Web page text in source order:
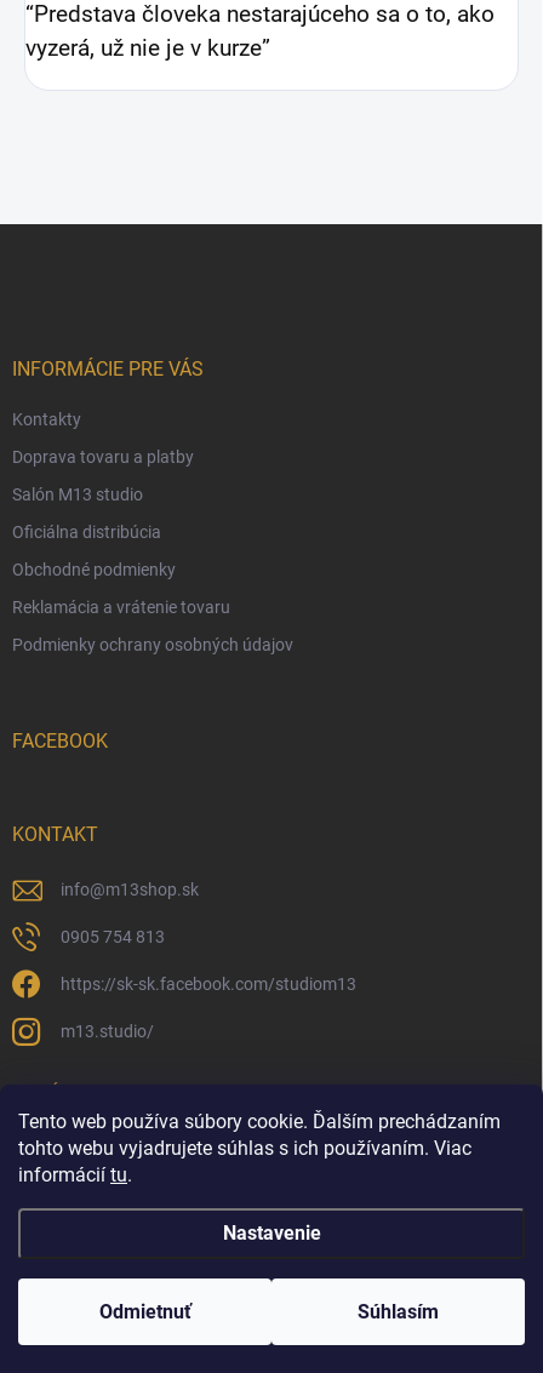
Tento web používa súbory cookie. Ďalším prechádzaním
tohto webu vyjadrujete súhlas s ich používaním. Viac
informácií tu.
Nastavenie
Odmietnuť Súhlasím
“Predstava človeka nestarajúceho sa o to, ako
vyzerá, už nie je v kurze”
INFORMÁCIE PRE VÁS
Kontakty
Doprava tovaru a platby
Salón M13 studio
Oficiálna distribúcia
Obchodné podmienky
Reklamácia a vrátenie tovaru
Podmienky ochrany osobných údajov
FACEBOOK
KONTAKT
info@m13shop.sk
0905 754 813
https://sk-sk.facebook.com/studiom13
m13.studio/
Vytvoril Shoptet
Copyright 2026M13shop | Všetko pre vlasy. Všetky práva vyhradené.
Upraviť nastavenie cookies